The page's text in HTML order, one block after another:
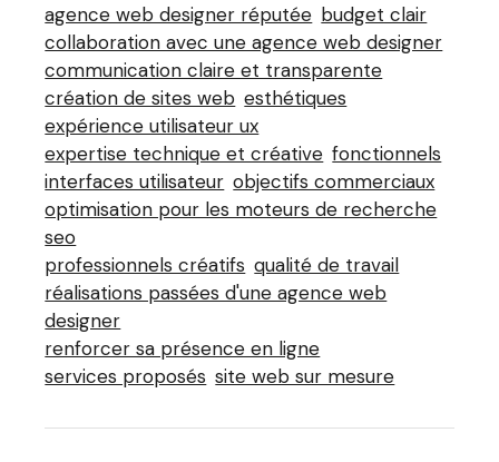
agence web designer réputée budget clair
collaboration avec une agence web designer
communication claire et transparente
création de sites web esthétiques
expérience utilisateur ux
expertise technique et créative fonctionnels
interfaces utilisateur objectifs commerciaux
optimisation pour les moteurs de recherche
seo
professionnels créatifs qualité de travail
réalisations passées d'une agence web
designer
renforcer sa présence en ligne
services proposés site web sur mesure